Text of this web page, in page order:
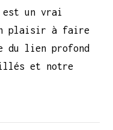
est un vrai
plaisir à faire
du lien profond
et notre